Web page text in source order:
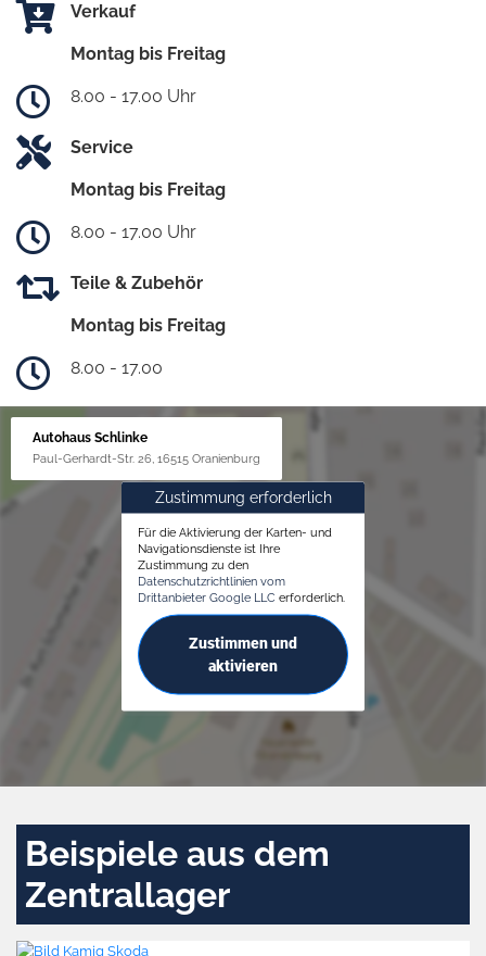
Verkauf
Montag bis Freitag
8.00 - 17.00 Uhr
Service
Montag bis Freitag
8.00 - 17.00 Uhr
Teile & Zubehör
Montag bis Freitag
8.00 - 17.00
Autohaus Schlinke
Paul-Gerhardt-Str. 26, 16515 Oranienburg
Zustimmung erforderlich
Für die Aktivierung der Karten- und
Navigationsdienste ist Ihre
Zustimmung zu den
Datenschutzrichtlinien vom
Drittanbieter Google LLC erforderlich.
Zustimmen und
aktivieren
Beispiele aus dem
Zentrallager